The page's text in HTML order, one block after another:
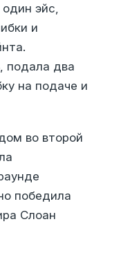
эйс,
и
подала два
на подаче и
во второй
победила
Слоан